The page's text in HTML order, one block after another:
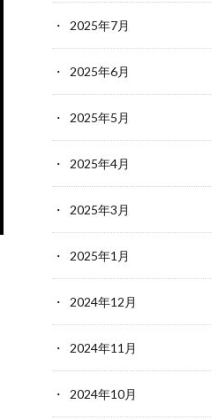
2025年7月
2025年6月
2025年5月
2025年4月
2025年3月
2025年1月
2024年12月
2024年11月
2024年10月